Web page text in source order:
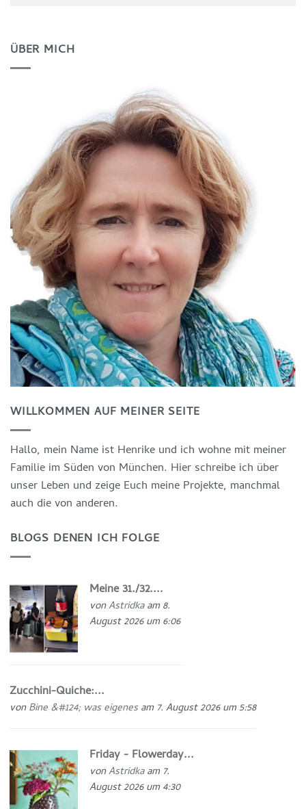
ÜBER MICH
WILLKOMMEN AUF MEINER SEITE
Hallo, mein Name ist Henrike und ich wohne mit meiner
Familie im Süden von München. Hier schreibe ich über
unser Leben und zeige Euch meine Projekte, manchmal
auch die von anderen.
BLOGS DENEN ICH FOLGE
Meine 31./32....
vonAstridkaam 8.
August 2026 um 6:06
Zucchini-Quiche:...
vonBine &#124; was eigenesam 7. August 2026 um 5:58
Friday - Flowerday...
vonAstridkaam 7.
August 2026 um 4:30